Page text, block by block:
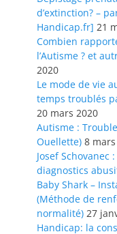
d’extinction? –
Handicap.fr] 21
Combien
l’Autisme ? et
2020
Le mode de vie
temps troublés
20 mars 2020
Autisme :
Ouellette) 8
Josef
diagnostics
Baby Shark –
(Méthode de
normalité) 27
Handicap: la